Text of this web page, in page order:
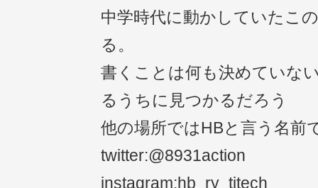
中学時代に動かしていたこ
る。
書くことは何も決めていな
るうちに見つかるだろう
他の場所ではHBと言う名前
twitter:@8931action
instagram:hb_ry_titech